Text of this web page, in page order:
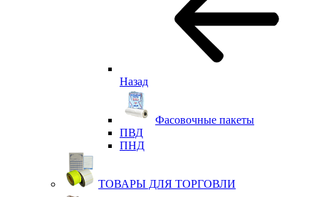
Назад
Фасовочные пакеты
ПВД
ПНД
ТОВАРЫ ДЛЯ ТОРГОВЛИ